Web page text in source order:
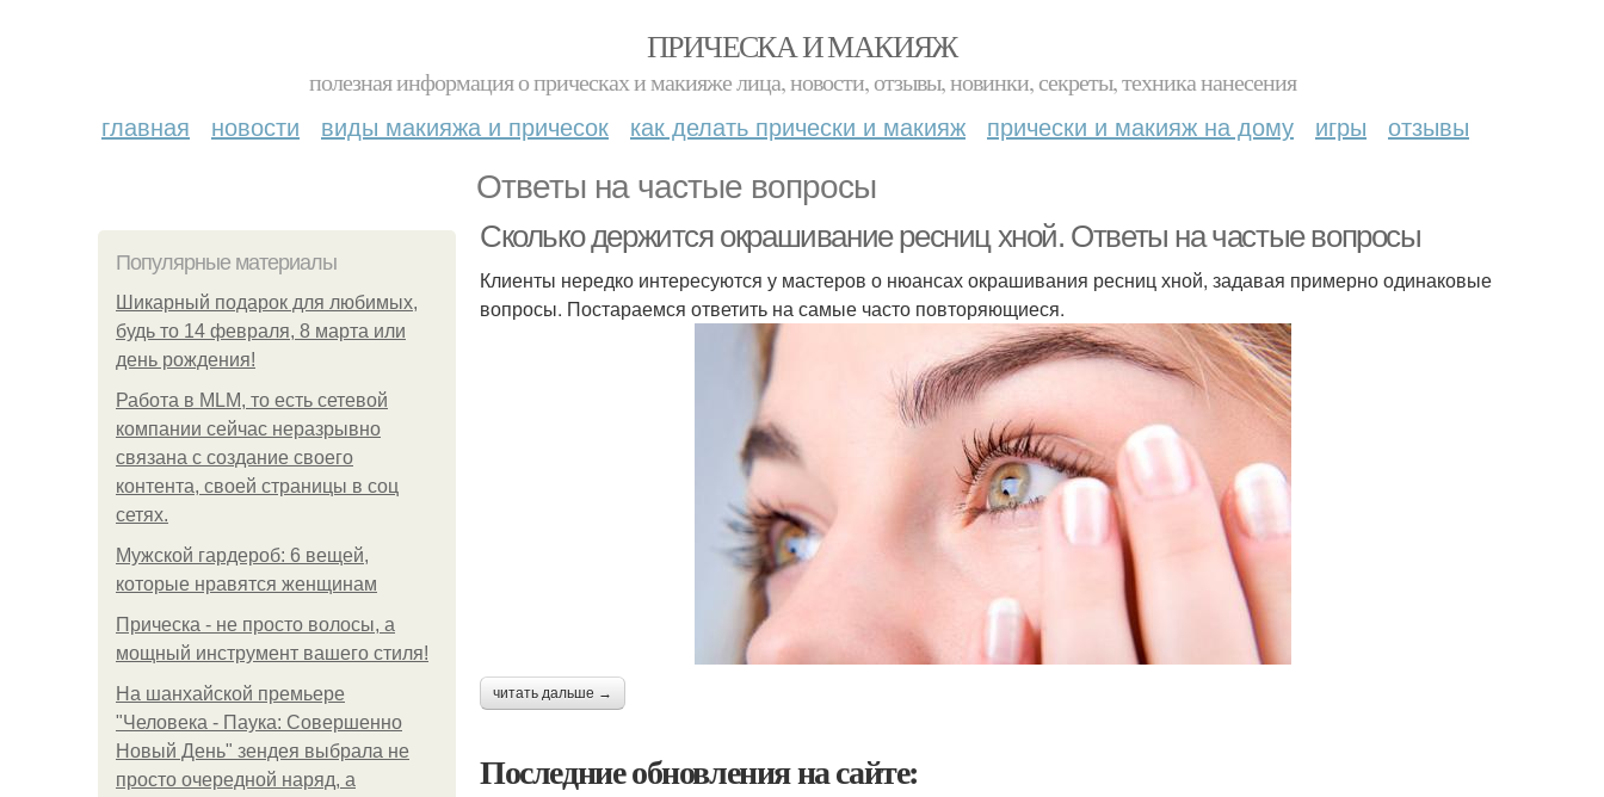
ПРИЧЕСКА И МАКИЯЖ
полезная информация о прическах и макияже лица, новости, отзывы, новинки, секреты, техника нанесения
главная новости виды макияжа и причесок как делать прически и макияж прически и макияж на дому игры отзывы
Ответы на частые вопросы
Популярные материалы
Шикарный подарок для любимых,
будь то 14 февраля, 8 марта или
день рождения!
Работа в MLM, то есть сетевой
компании сейчас неразрывно
связана с создание своего
контента, своей страницы в соц
сетях.
Мужской гардероб: 6 вещей,
которые нравятся женщинам
Прическа - не просто волосы, а
мощный инструмент вашего стиля!
На шанхайской премьере
"Человека - Паука: Совершенно
Новый День" зендея выбрала не
просто очередной наряд, а
Сколько держится окрашивание ресниц хной. Ответы на частые вопросы
Клиенты нередко интересуются у мастеров о нюансах окрашивания ресниц хной, задавая примерно одинаковые
вопросы. Постараемся ответить на самые часто повторяющиеся.
читать дальше →
Последние обновления на сайте: